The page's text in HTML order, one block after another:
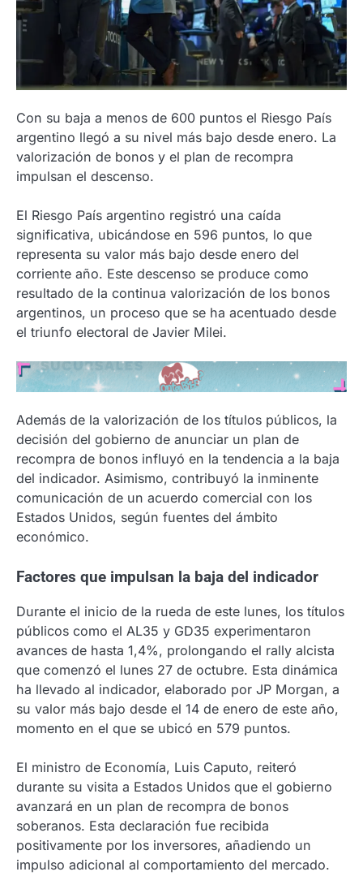
Con su baja a menos de 600 puntos el Riesgo País
argentino llegó a su nivel más bajo desde enero. La
valorización de bonos y el plan de recompra
impulsan el descenso.
El Riesgo País argentino registró una caída
significativa, ubicándose en 596 puntos, lo que
representa su valor más bajo desde enero del
corriente año. Este descenso se produce como
resultado de la continua valorización de los bonos
argentinos, un proceso que se ha acentuado desde
el triunfo electoral de Javier Milei.
Además de la valorización de los títulos públicos, la
decisión del gobierno de anunciar un plan de
recompra de bonos influyó en la tendencia a la baja
del indicador. Asimismo, contribuyó la inminente
comunicación de un acuerdo comercial con los
Estados Unidos, según fuentes del ámbito
económico.
Factores que impulsan la baja del indicador
Durante el inicio de la rueda de este lunes, los títulos
públicos como el AL35 y GD35 experimentaron
avances de hasta 1,4%, prolongando el rally alcista
que comenzó el lunes 27 de octubre. Esta dinámica
ha llevado al indicador, elaborado por JP Morgan, a
su valor más bajo desde el 14 de enero de este año,
momento en el que se ubicó en 579 puntos.
El ministro de Economía, Luis Caputo, reiteró
durante su visita a Estados Unidos que el gobierno
avanzará en un plan de recompra de bonos
soberanos. Esta declaración fue recibida
positivamente por los inversores, añadiendo un
impulso adicional al comportamiento del mercado.